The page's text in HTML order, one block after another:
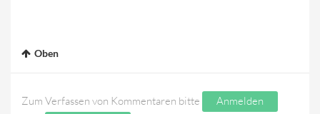
Oben
Zum Verfassen von Kommentaren bitte
Anmelden